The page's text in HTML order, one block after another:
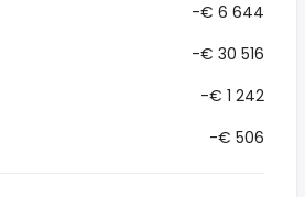
-€ 6 644
-€ 30 516
-€ 1 242
-€ 506